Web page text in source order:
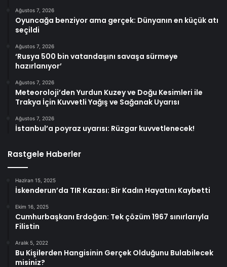
Ağustos 7, 2026
Oyuncağa benziyor ama gerçek: Dünyanın en küçük atı
seçildi
Ağustos 7, 2026
‘Rusya 500 bin vatandaşını savaşa sürmeye
hazırlanıyor’
Ağustos 7, 2026
Meteoroloji’den Yurdun Kuzey ve Doğu Kesimleri ile
Trakya İçin Kuvvetli Yağış ve Sağanak Uyarısı
Ağustos 7, 2026
İstanbul’a poyraz uyarısı: Rüzgar kuvvetlenecek!
Rastgele Haberler
Haziran 15, 2025
İskenderun’da TIR Kazası: Bir Kadın Hayatını Kaybetti
Ekim 16, 2025
Cumhurbaşkanı Erdoğan: Tek çözüm 1967 sınırlarıyla
Filistin
Aralık 5, 2022
Bu Kişilerden Hangisinin Gerçek Olduğunu Bulabilecek
misiniz?